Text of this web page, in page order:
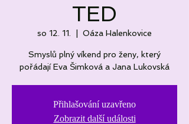
TED
so 12. 11. Oáza Halenkovice
Smyslů plný víkend pro ženy, který
pořádají Eva Šimková a Jana Lukovská
Přihlašování uzavřeno
Zobrazit další události